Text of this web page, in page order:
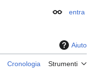
Aspetto
entra
Aiuto
Cronologia Strumenti